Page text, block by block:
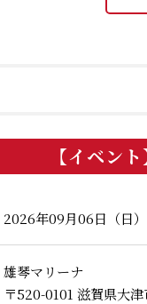
【イベン
2026年09月06日（日
雄琴マリーナ
〒520-0101 滋賀県大